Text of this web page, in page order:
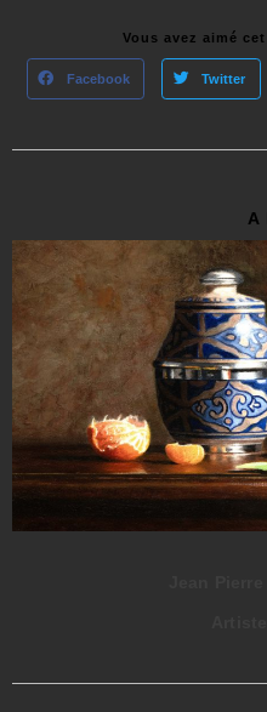
Vous avez aimé
Facebook Twitter
A